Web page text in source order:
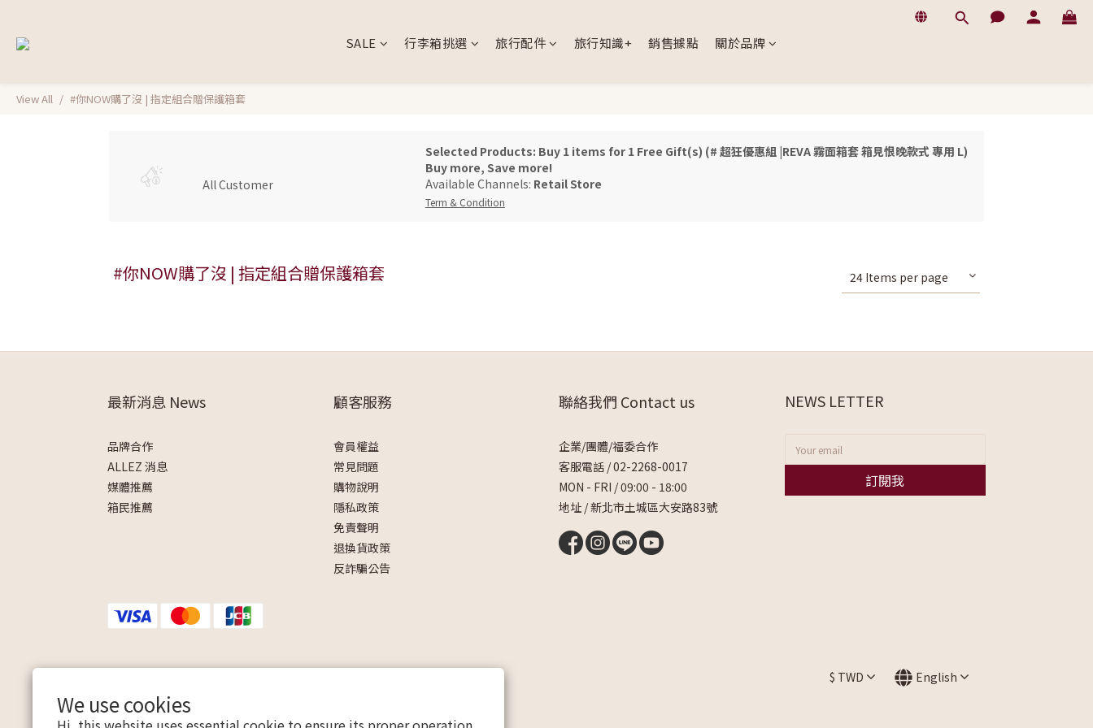
We use cookies
SALE 行李箱挑選 旅行配件 旅行知識+ 銷售據點 關於品牌
View All #你NOW購了沒 | 指定組合贈保護箱套
All Customer
Selected Products: Buy 1 items for 1 Free Gift(s) (# 超狂優惠組 |REVA 霧面箱套 箱見恨晚款式 專用 L)
Buy more, Save more!
Available Channels: Retail Store
Term & Condition
#你NOW購了沒 | 指定組合贈保護箱套 24 Items per page
最新消息 News
品牌合作
ALLEZ 消息
媒體推薦
箱民推薦
顧客服務
會員權益
常見問題
購物說明
隱私政策
免責聲明
退換貨政策
反詐騙公告
聯絡我們 Contact us
企業/團體/福委合作
客服電話 /02-2268-0017
MON - FRI / 09:00 - 18:00
地址 / 新北市土城區大安路83號
NEWS LETTER
訂閱我
$ TWD English